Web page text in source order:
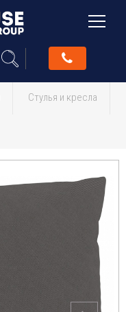
Стулья и кресла